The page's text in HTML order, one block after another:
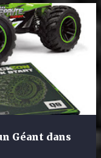
Géant dans